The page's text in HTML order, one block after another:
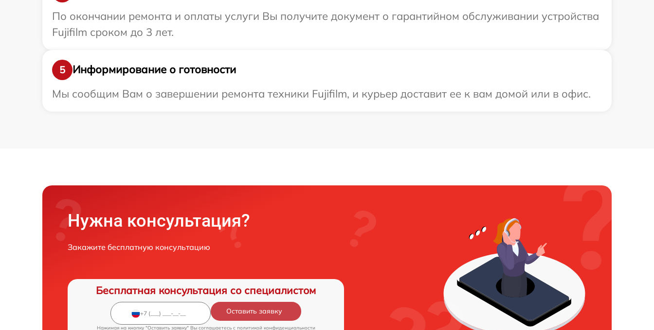
По окончании ремонта и оплаты услуги Вы получите документ о гарантийном обслуживании устройства
Fujifilm сроком до 3 лет.
5
Информирование о готовности
Мы сообщим Вам о завершении ремонта техники Fujifilm, и курьер доставит ее к вам домой или в офис.
Нужна консультация?
Закажите бесплатную консультацию
Бесплатная консультация со специалистом
Оставить заявку
Нажимая на кнопку "Оставить заявку" Вы соглашаетесь c политикой конфиденциальности